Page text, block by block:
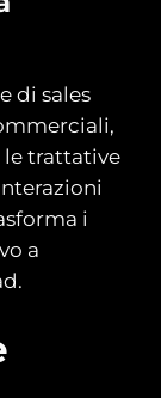
di sales
trattative
i
a